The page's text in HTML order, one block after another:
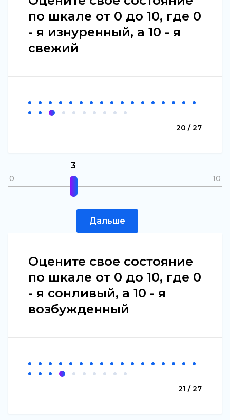
по шкале от 0 до 10, где 0
- я изнуренный, а 10 - я
свежий
20 / 27
0 10
3
Дальше
Оцените свое состояние
по шкале от 0 до 10, где 0
- я сонливый, а 10 - я
возбужденный
21 / 27